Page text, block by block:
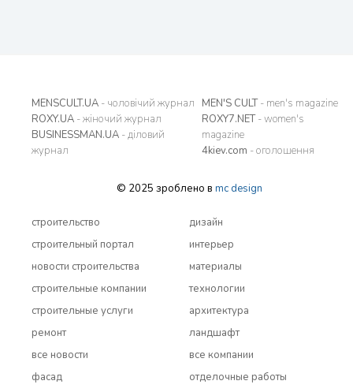
MENSCULT.UA - чоловічий журнал
ROXY.UA - жіночий журнал
BUSINESSMAN.UA - діловий
журнал
MEN'S CULT- men's magazine
ROXY7.NET- women's
magazine
4kiev.com - оголошення
© 2025 зроблено в mc design
строительство
строительный портал
новости строительства
строительные компании
строительные услуги
ремонт
все новости
дизайн
интерьер
материалы
технологии
архитектура
ландшафт
все компании
фасад
отделочные работы